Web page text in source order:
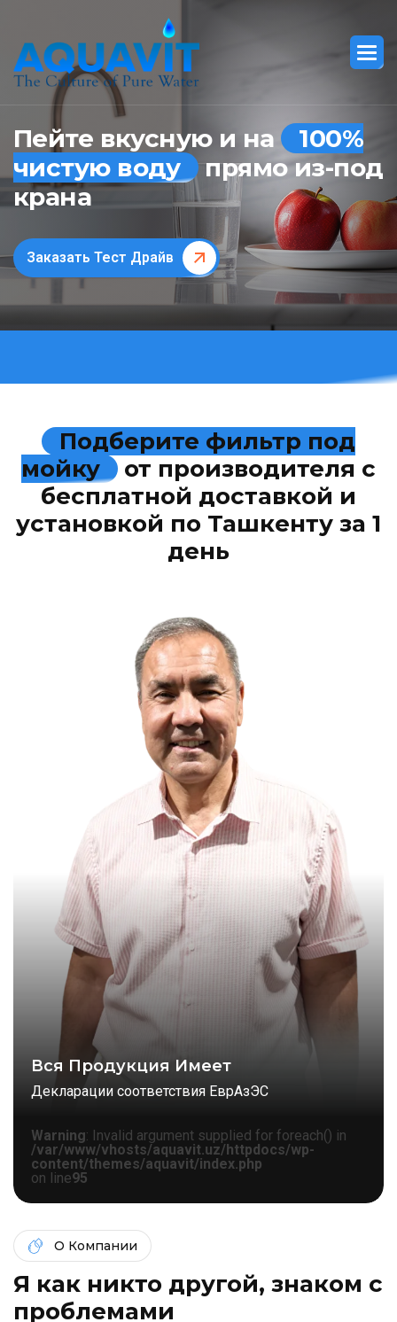
Пейте вкусную и на
100%
чистую воду прямо из-под
крана
Заказать Тест Драйв
Подберите фильтр под
мойку
от производителя с
бесплатной доставкой и
установкой по Ташкенту за 1
день
Вся Продукция Имеет
Декларации соответствия ЕврАзЭС
Warning: Invalid argument supplied for foreach() in
/var/www/vhosts/aquavit.uz/httpdocs/wp-
content/themes/aquavit/index.php
on line95
О Компании
Я как никто другой, знаком c
проблемами